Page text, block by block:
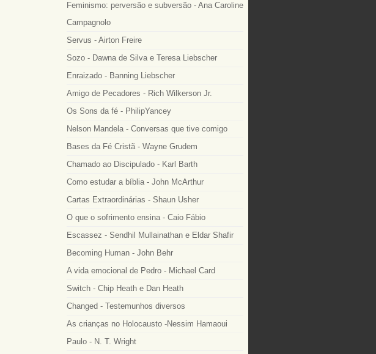
Feminismo: perversão e subversão - Ana Caroline
Campagnolo
Servus - Airton Freire
Sozo - Dawna de Silva e Teresa Liebscher
Enraizado - Banning Liebscher
Amigo de Pecadores - Rich Wilkerson Jr.
Os Sons da fé - PhilipYancey
Nelson Mandela - Conversas que tive comigo
Bases da Fé Cristã - Wayne Grudem
Chamado ao Discipulado - Karl Barth
Como estudar a bíblia - John McArthur
Cartas Extraordinárias - Shaun Usher
O que o sofrimento ensina - Caio Fábio
Escassez - Sendhil Mullainathan e Eldar Shafir
Becoming Human - John Behr
A vida emocional de Pedro - Michael Card
Switch - Chip Heath e Dan Heath
Changed - Testemunhos diversos
As crianças no Holocausto -Nessim Hamaoui
Paulo - N. T. Wright